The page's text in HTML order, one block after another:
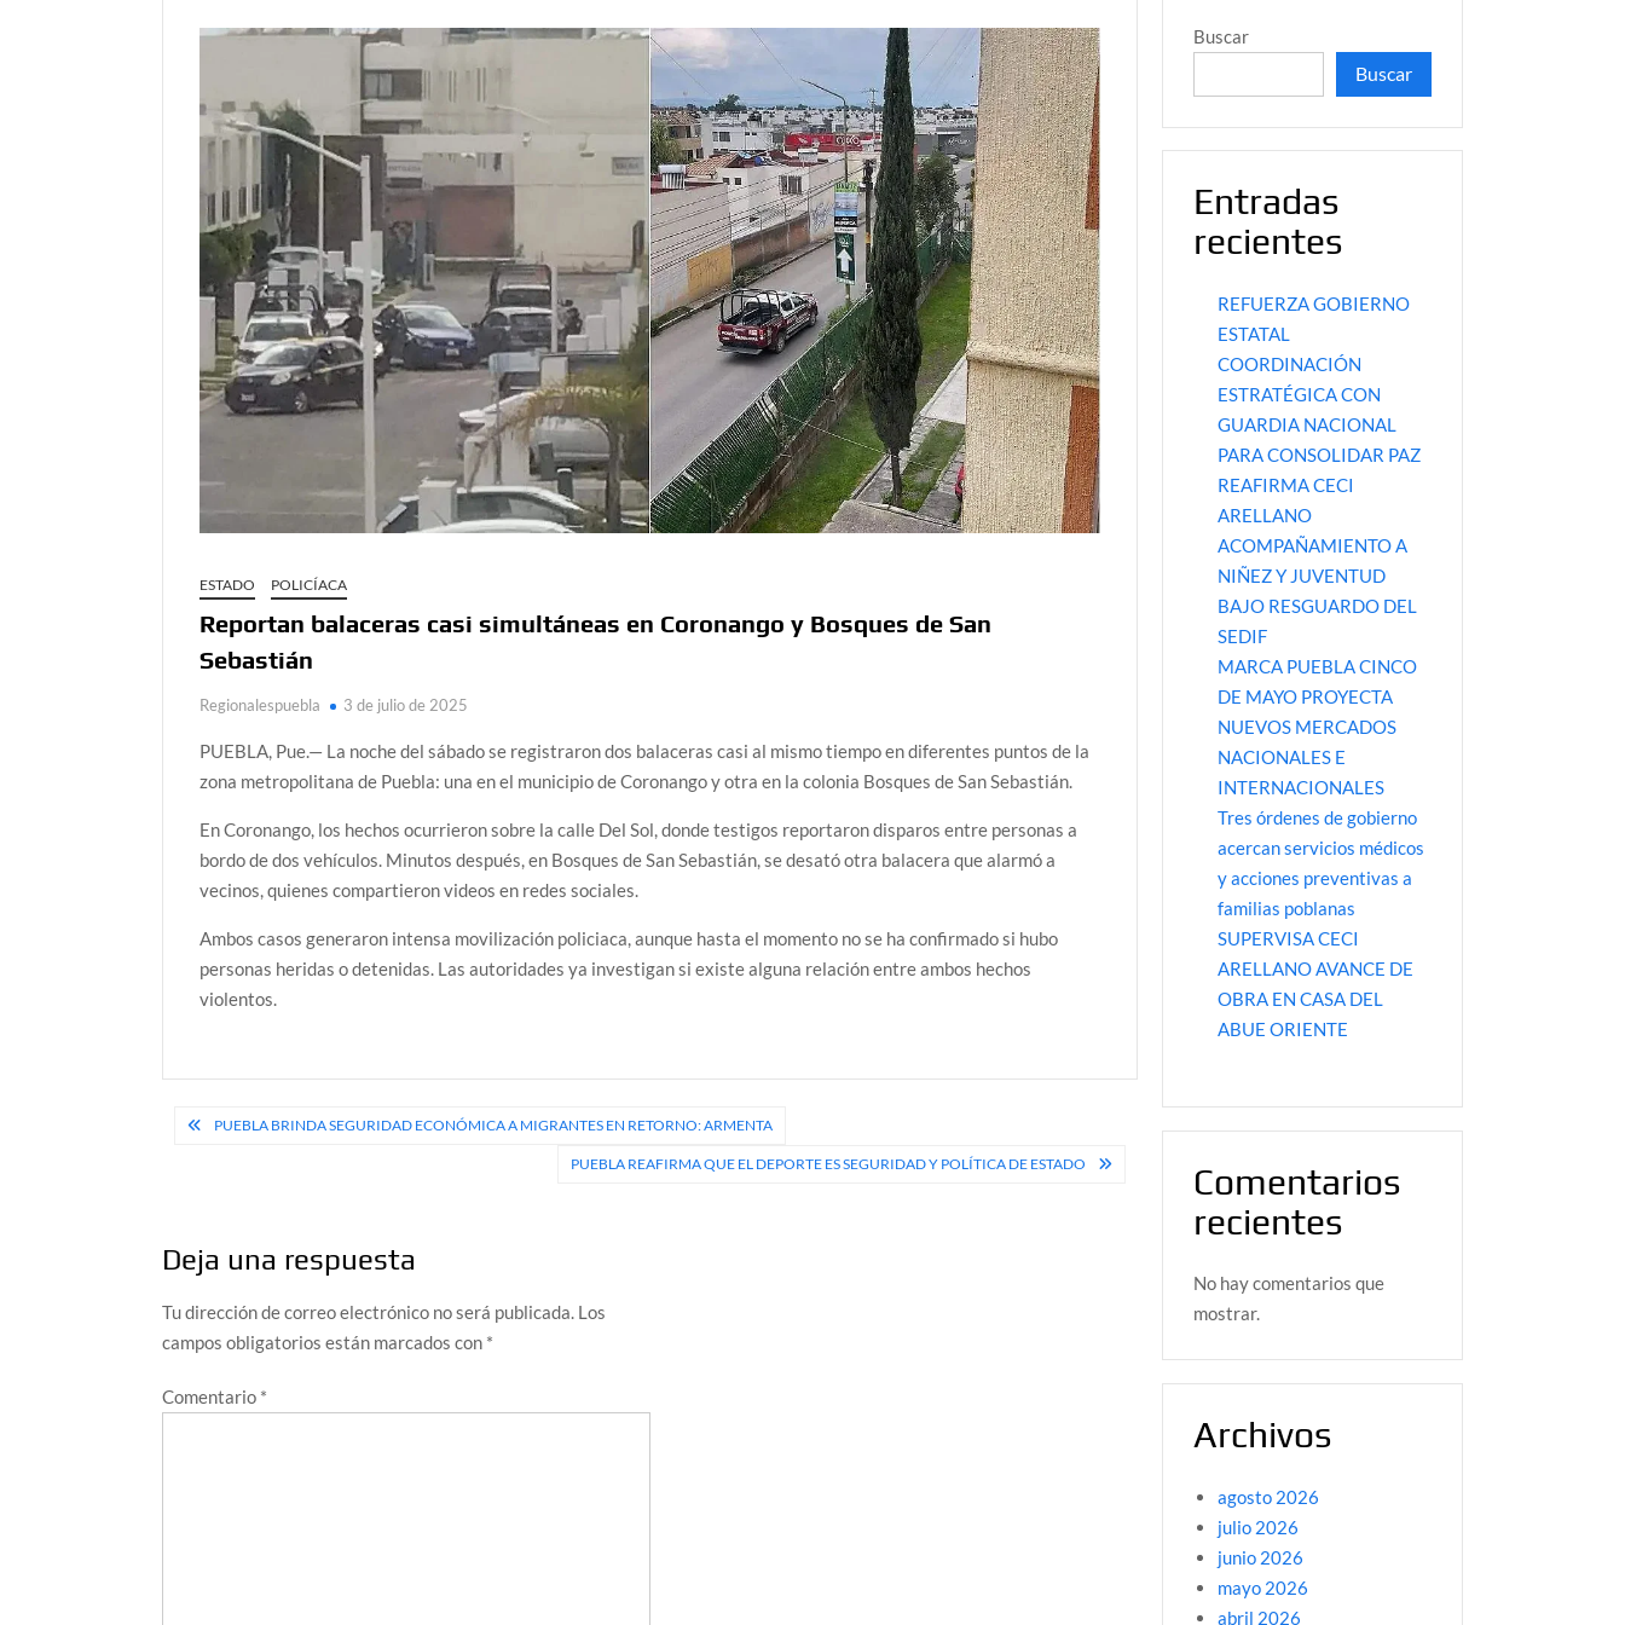
ESTADO POLICÍACA
Reportan balaceras casi simultáneas en Coronango y Bosques de San
Sebastián
Regionalespuebla 3 de julio de 2025
PUEBLA, Pue.— La noche del sábado se registraron dos balaceras casi al mismo tiempo en diferentes puntos de la
zona metropolitana de Puebla: una en el municipio de Coronango y otra en la colonia Bosques de San Sebastián.
En Coronango, los hechos ocurrieron sobre la calle Del Sol, donde testigos reportaron disparos entre personas a
bordo de dos vehículos. Minutos después, en Bosques de San Sebastián, se desató otra balacera que alarmó a
vecinos, quienes compartieron videos en redes sociales.
Ambos casos generaron intensa movilización policiaca, aunque hasta el momento no se ha confirmado si hubo
personas heridas o detenidas. Las autoridades ya investigan si existe alguna relación entre ambos hechos
violentos.
Navegación
PUEBLA BRINDA SEGURIDAD ECONÓMICA A MIGRANTES EN RETORNO: ARMENTA
PUEBLA REAFIRMA QUE EL DEPORTE ES SEGURIDAD Y POLÍTICA DE ESTADO
Deja una respuesta
Tu dirección de correo electrónico no será publicada. Los
campos obligatorios están marcados con *
Comentario *
Buscar
Buscar
Entradas
recientes
REFUERZA GOBIERNO
ESTATAL
COORDINACIÓN
ESTRATÉGICA CON
GUARDIA NACIONAL
PARA CONSOLIDAR PAZ
REAFIRMA CECI
ARELLANO
ACOMPAÑAMIENTO A
NIÑEZ Y JUVENTUD
BAJO RESGUARDO DEL
SEDIF
MARCA PUEBLA CINCO
DE MAYO PROYECTA
NUEVOS MERCADOS
NACIONALES E
INTERNACIONALES
Tres órdenes de gobierno
acercan servicios médicos
y acciones preventivas a
familias poblanas
SUPERVISA CECI
ARELLANO AVANCE DE
OBRA EN CASA DEL
ABUE ORIENTE
Comentarios
recientes
No hay comentarios que
mostrar.
Archivos
agosto 2026
julio 2026
junio 2026
mayo 2026
abril 2026